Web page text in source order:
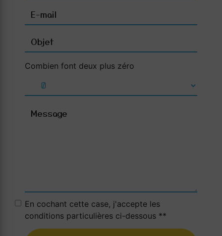
Combien font deux plus zéro
En cochant cette case, j'accepte les
conditions particulières ci-dessous **